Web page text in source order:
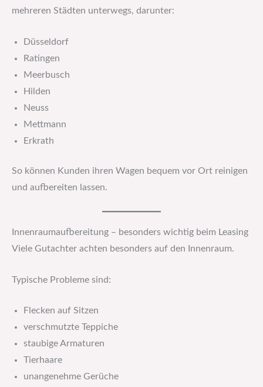
mehreren Städten unterwegs, darunter:
Düsseldorf
Ratingen
Meerbusch
Hilden
Neuss
Mettmann
Erkrath
So können Kunden ihren Wagen bequem vor Ort reinigen
und aufbereiten lassen.
Innenraumaufbereitung – besonders wichtig beim Leasing
Viele Gutachter achten besonders auf den Innenraum.
Typische Probleme sind:
Flecken auf Sitzen
verschmutzte Teppiche
staubige Armaturen
Tierhaare
unangenehme Gerüche